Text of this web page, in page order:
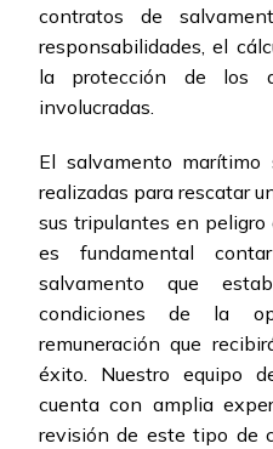
contratos de
responsabilidades, el
la protección de los
involucradas.
El salvamento
realizadas para rescatar
sus tripulantes en peligro
es fundamental
salvamento que
condiciones de la
remuneración que
éxito. Nuestro equipo
cuenta con amplia
revisión de este tipo de